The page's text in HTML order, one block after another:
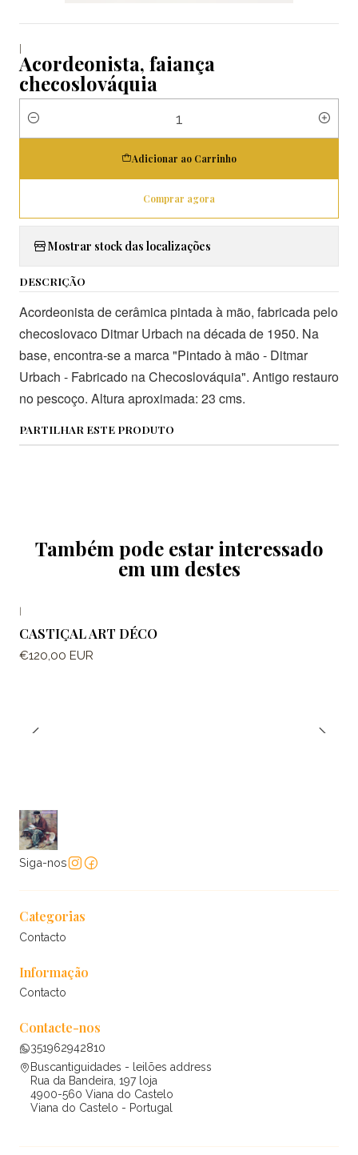
|
Acordeonista, faiança
checoslováquia
Quantidade
Adicionar ao Carrinho
Comprar agora
Mostrar stock das localizações
DESCRIÇÃO
Acordeonista de cerâmica pintada à mão, fabricada pelo
checoslovaco Ditmar Urbach na década de 1950. Na
base, encontra-se a marca "Pintado à mão - Ditmar
Urbach - Fabricado na Checoslováquia". Antigo restauro
no pescoço. Altura aproximada: 23 cms.
PARTILHAR ESTE PRODUTO
Também pode estar interessado
em um destes
CASTIÇAL ART DÉCO
€120,00 EUR
Siga-nos
Categorias
Contacto
Informação
Contacto
Contacte-nos
351962942810
Buscantiguidades - leilões address
Rua da Bandeira, 197 loja
4900-560 Viana do Castelo
Viana do Castelo - Portugal